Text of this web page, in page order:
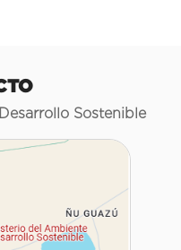
Sostenible